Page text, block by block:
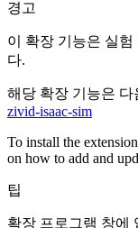
경고
이 확장 기능은 실
다.
해당 확장 기능은 다
zivid-isaac-sim
To install the
on how to add and
팁
확장 프로그램 창에